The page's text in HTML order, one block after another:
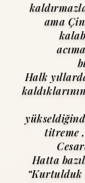
ama
Halk
titreme
Hatta
“Kurtulduk